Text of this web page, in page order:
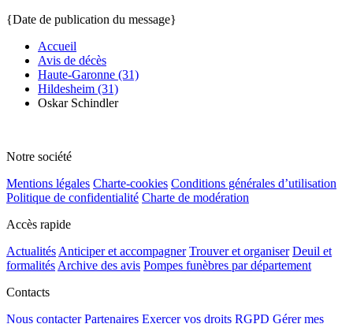
{Date de publication du message}
Accueil
Avis de décès
Haute-Garonne (31)
Hildesheim (31)
Oskar Schindler
Notre société
Mentions légales Charte-cookies Conditions générales d’utilisation
Politique de confidentialité Charte de modération
Accès rapide
Actualités Anticiper et accompagner Trouver et organiser Deuil et
formalités Archive des avis Pompes funèbres par département
Contacts
Nous contacter Partenaires Exercer vos droits RGPD Gérer mes